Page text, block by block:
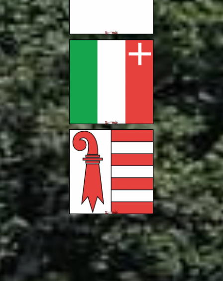
Canton de Fribourg
Canton de Neuchâtel
Canton du Jura
150 Activités